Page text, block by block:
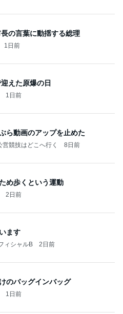
の言葉に動揺する総理
1日前
えた原爆の日
1日前
ら動画のアップを止めた
競技はどこへ行く 8日前
め歩くという運動
2日前
ます
ィシャルB 2日前
のバッグインバッグ
1日前